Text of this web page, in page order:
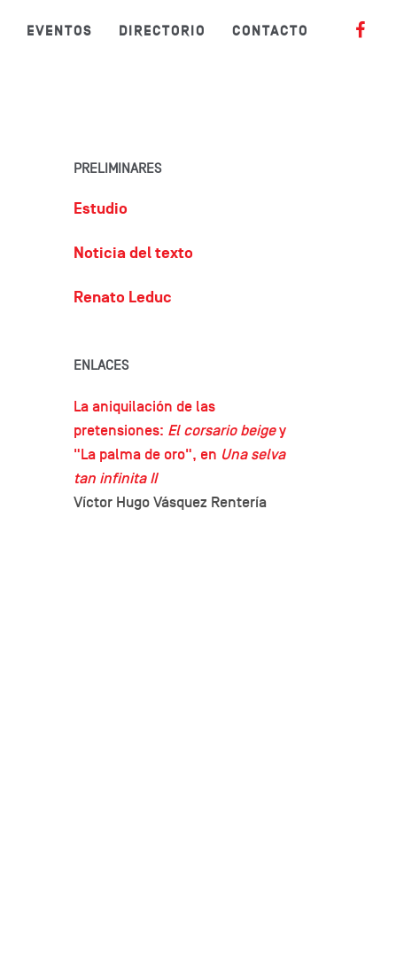
EVENTOS DIRECTORIO CONTACTO
PRELIMINARES
Estudio
Noticia del texto
Renato Leduc
ENLACES
La aniquilación de las
pretensiones: El corsario beigey
"La palma de oro", en Una selva
tan infinita II
Víctor Hugo Vásquez Rentería